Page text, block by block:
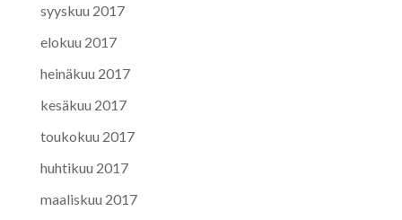
syyskuu 2017
elokuu 2017
heinäkuu 2017
kesäkuu 2017
toukokuu 2017
huhtikuu 2017
maaliskuu 2017